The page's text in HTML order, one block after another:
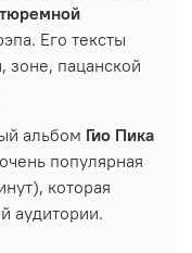
Его тексты
зоне, пацанской
альбом Гио Пика
популярная
которая
аудитории.